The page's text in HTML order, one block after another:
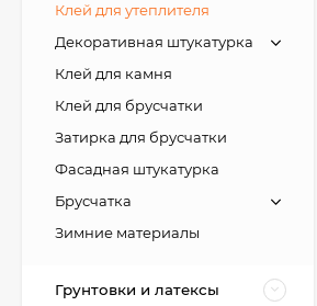
Клей для утеплителя
Декоративная штукатурка
Клей для камня
Клей для брусчатки
Затирка для брусчатки
Фасадная штукатурка
Брусчатка
Зимние материалы
Грунтовки и латексы